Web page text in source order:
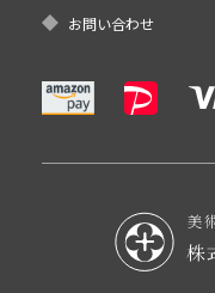
お問い合わせ